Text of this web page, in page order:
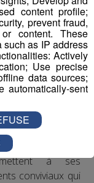
Radio
les
en matière
rehausseurs de
le souhaitaient.
Mont Blanc
années des
à ses
conviviaux qui
content profile;
prevent fraud,
content. These
as IP address
Actively
Use precise
data sources;
automatically-sent